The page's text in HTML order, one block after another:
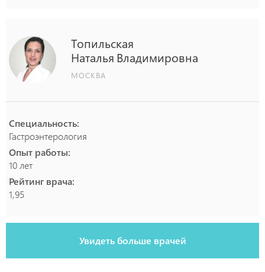
Топильская
Наталья Владимировна
МОСКВА
Специальность:
Гастроэнтерология
Опыт работы:
10 лет
Рейтинг врача:
1,95
Увидеть больше врачей